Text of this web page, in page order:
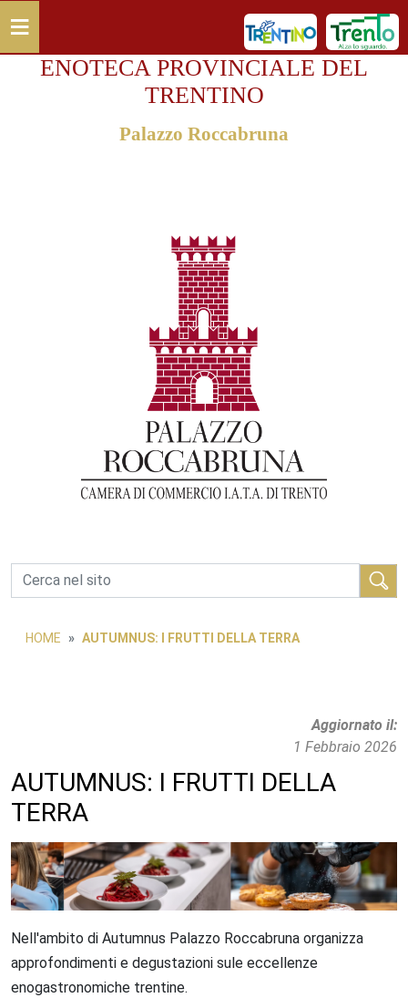
≡
ENOTECA PROVINCIALE DEL
TRENTINO
Palazzo Roccabruna
Cerca
HOME AUTUMNUS: I FRUTTI DELLA TERRA
Aggiornato il
1 Febbraio 2026
AUTUMNUS: I FRUTTI DELLA
TERRA
Nell'ambito di Autumnus Palazzo Roccabruna organizza
approfondimenti e degustazioni sule eccellenze
enogastronomiche trentine.